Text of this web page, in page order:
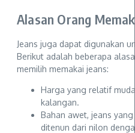
Alasan Orang
Jeans juga dapat digunakan
Berikut adalah beberapa
memilih memakai jeans:
Harga yang relatif
kalangan.
Bahan awet, jeans
ditenun dari nilon